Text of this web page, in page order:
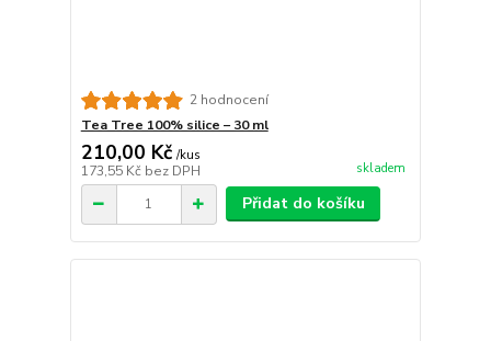
2 hodnocení
Tea Tree 100% silice – 30 ml
210,00 Kč /kus
173,55 Kč bez DPH skladem
Přidat do košíku